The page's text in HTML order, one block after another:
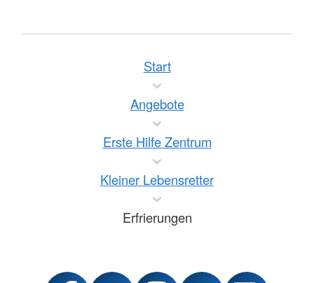
Start
Angebote
Erste Hilfe Zentrum
Kleiner Lebensretter
Erfrierungen